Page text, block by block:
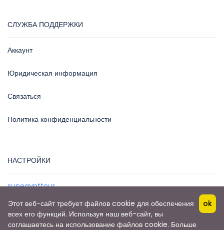
СЛУЖБА ПОДДЕРЖКИ
Аккаунт
Юридическая информация
Связаться
Политика конфиденциальности
НАСТРОЙКИ
sunegypttour
авторское право© 2020 SunEgyptTour- Mohamed Magdy
Этот веб-сайт требует файлов cookie для обеспечения
всех его функций. Используя наш веб-сайт, вы
соглашаетесь на использование файлов cookie. Больше
ok